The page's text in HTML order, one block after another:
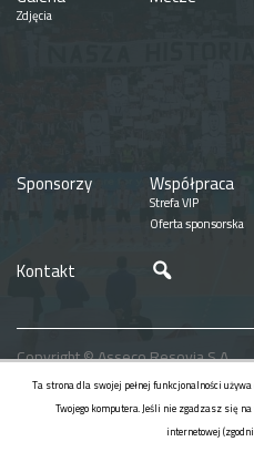
Zdjęcia
Sponsorzy Współpraca
Strefa VIP
Oferta sponsorska
Kontakt
Copyright © Asseco Resovia S.A.
Realizacja
Ta strona dla swojej pełnej funkcjonalności
Twojego komputera. Jeśli nie zgadzasz się
internetowej